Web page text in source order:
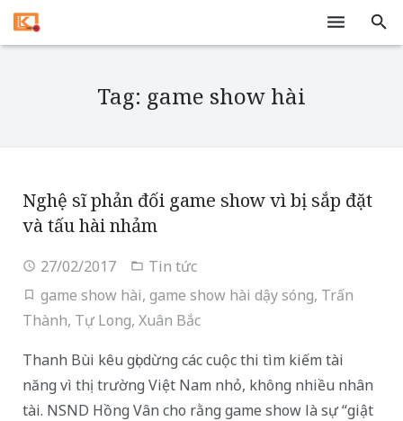
Tin tức
Liên hệ
Tag: game show hài
Nghệ sĩ phản đối game show vì bị sắp đặt
và tấu hài nhảm
27/02/2017
Tin tức
game show hài, game show hài dậy sóng, Trấn
Thành, Tự Long, Xuân Bắc
Thanh Bùi kêu gọi dừng các cuộc thi tìm kiếm tài
năng vì thị trường Việt Nam nhỏ, không nhiều nhân
tài. NSND Hồng Vân cho rằng game show là sự “giật